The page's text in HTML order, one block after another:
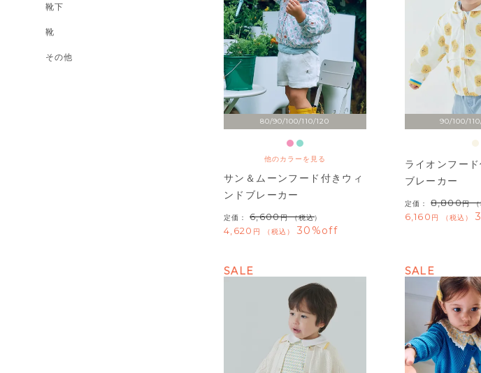
靴下
靴
その他
80/90/100/110/120
他のカラーを見る
サン＆ムーンフード付きウィ
ンドブレーカー
定価： 6,600 （税込）
4,620 税込 30%off
90/100/
ライオンフー
ブレーカー
定価： 8,800 （
6,160 税込
SALE SALE